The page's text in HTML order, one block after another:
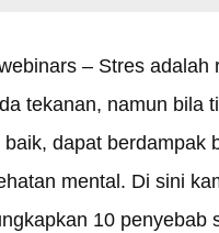
– Stres adalah
tekanan, namun bila
baik, dapat berdampak
mental. Di sini
10 penyebab